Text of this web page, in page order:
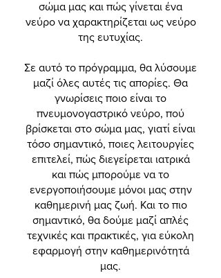
σώμα μας και πώς γίνεται ένα
νεύρο να χαρακτηρίζεται ως νεύρο
της ευτυχίας.
Σε αυτό το πρόγραμμα, θα λύσουμε
μαζί όλες αυτές τις απορίες. Θα
γνωρίσεις ποιο είναι το
πνευμονογαστρικό νεύρο, πού
βρίσκεται στο σώμα μας, γιατί είναι
τόσο σημαντικό, ποιες λειτουργίες
επιτελεί, πώς διεγείρεται ιατρικά
και πώς μπορούμε να το
ενεργοποιήσουμε μόνοι μας στην
καθημερινή μας ζωή. Και το πιο
σημαντικό, θα δούμε μαζί απλές
τεχνικές και πρακτικές, για εύκολη
εφαρμογή στην καθημερινότητά
μας.